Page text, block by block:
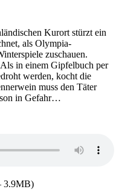
Kurort stürzt ein
als Olympia-
zuschauen.
in einem Gipfelbuch per
werden, kocht die
muss den Täter
in Gefahr…
3.9MB)